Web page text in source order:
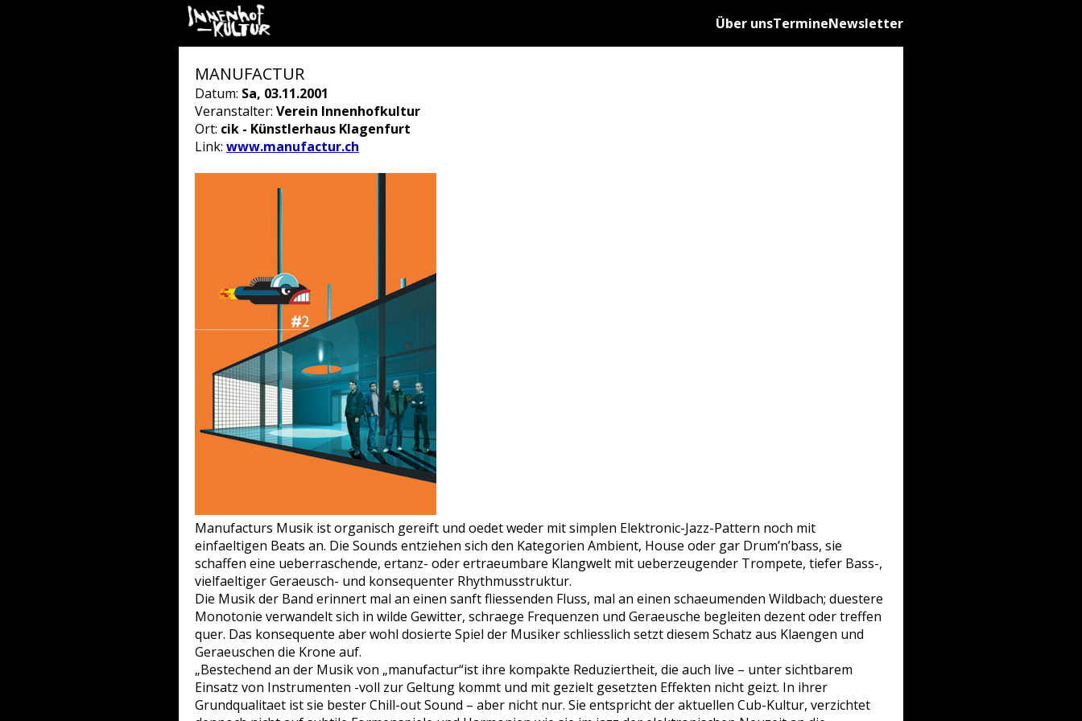
Über unsTermineNewsletter
MANUFACTUR
Datum: Sa, 03.11.2001
Veranstalter: Verein Innenhofkultur
Ort: cik - Künstlerhaus Klagenfurt
Link: www.manufactur.ch
Manufacturs Musik ist organisch gereift und oedet weder mit simplen Elektronic-Jazz-Pattern noch mit
einfaeltigen Beats an. Die Sounds entziehen sich den Kategorien Ambient, House oder gar Drum’n’bass, sie
schaffen eine ueberraschende, ertanz- oder ertraeumbare Klangwelt mit ueberzeugender Trompete, tiefer Bass-,
vielfaeltiger Geraeusch- und konsequenter Rhythmusstruktur.
Die Musik der Band erinnert mal an einen sanft fliessenden Fluss, mal an einen schaeumenden Wildbach; duestere
Monotonie verwandelt sich in wilde Gewitter, schraege Frequenzen und Geraeusche begleiten dezent oder treffen
quer. Das konsequente aber wohl dosierte Spiel der Musiker schliesslich setzt diesem Schatz aus Klaengen und
Geraeuschen die Krone auf.
„Bestechend an der Musik von „manufactur“ist ihre kompakte Reduziertheit, die auch live – unter sichtbarem
Einsatz von Instrumenten -voll zur Geltung kommt und mit gezielt gesetzten Effekten nicht geizt. In ihrer
Grundqualitaet ist sie bester Chill-out Sound – aber nicht nur. Sie entspricht der aktuellen Cub-Kultur, verzichtet